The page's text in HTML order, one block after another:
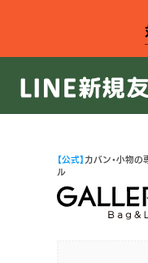
【公式】 カバン・小物
ル